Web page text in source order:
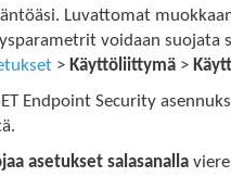
Luvattomat
voidaan suojata
> Käyttöliittymä >
Endpoint Security
asetukset salasanalla